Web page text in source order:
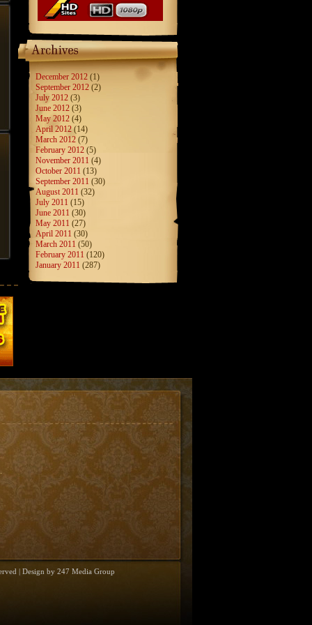
December 2012 (1)
September 2012 (2)
July 2012 (3)
June 2012 (3)
May 2012 (4)
April 2012 (14)
March 2012 (7)
February 2012 (5)
November 2011 (4)
October 2011 (13)
September 2011 (30)
August 2011 (32)
July 2011 (15)
June 2011 (30)
May 2011 (27)
April 2011 (30)
March 2011 (50)
February 2011 (120)
January 2011 (287)
| Design by 247 Media Group